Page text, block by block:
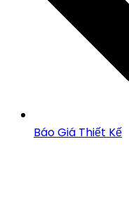
Báo Giá Thiết Kế